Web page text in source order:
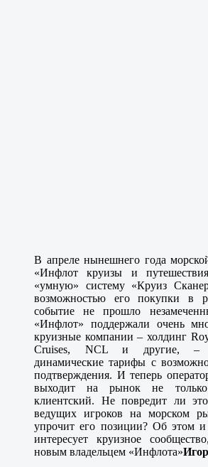
В апреле нынешнего года
«Инфлот круизы и
«умную» систему «Круиз
возможностью его покупки в
событие не прошло
«Инфлот» поддержали очень
круизные компании – холдинг
Cruises, NCL и другие, –
динамические тарифы с
подтверждения. И теперь
выходит на рынок не
клиентский. Не повредит ли
ведущих игроков на морском
упрочит его позиции? Об этом
интересует круизное
новым владельцем «Инфлота»